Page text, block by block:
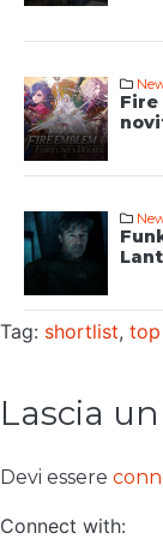
Fire
Tag: shortlist, top
Lascia
Devi essere
Connect with: